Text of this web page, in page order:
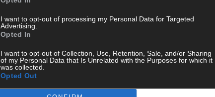
I want to opt-out of processing my Personal Data for Targeted
Advertising.
Opted In
I want to opt-out of Collection, Use, Retention, Sale, and/or Sharing
of my Personal Data that Is Unrelated with the Purposes for which it
was collected.
Opted Out